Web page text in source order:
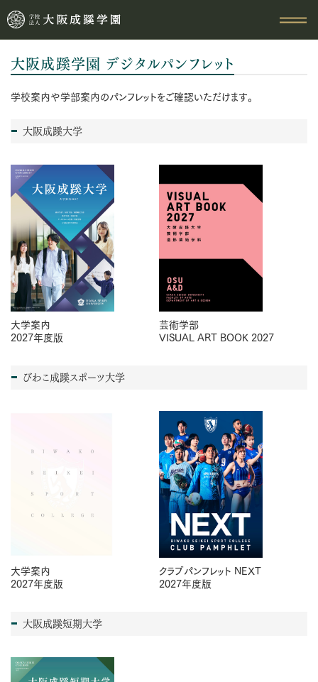
大阪成蹊学園 デジタルパンフレット
学校案内や学部案内のパンフレットをご確認いただけます。
大阪成蹊大学
大学案内
2027年度版
芸術学部
VISUAL ART BOOK 2027
びわこ成蹊スポーツ大学
大学案内
2027年度版
クラブパンフレット NEXT
2027年度版
大阪成蹊短期大学